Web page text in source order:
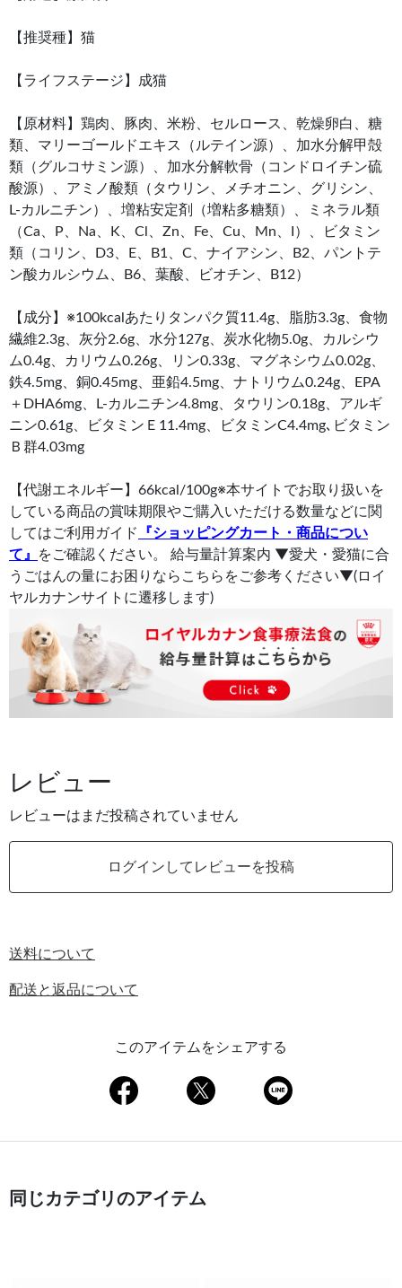
【推奨種】猫
【ライフステージ】成猫
【原材料】鶏肉、豚肉、米粉、セルロース、乾燥卵白、糖
類、マリーゴールドエキス（ルテイン源）、加水分解甲殻
類（グルコサミン源）、加水分解軟骨（コンドロイチン硫
酸源）、アミノ酸類（タウリン、メチオニン、グリシン、
L-カルニチン）、増粘安定剤（増粘多糖類）、ミネラル類
（Ca、P、Na、K、Cl、Zn、Fe、Cu、Mn、I）、ビタミン
類（コリン、D3、E、B1、C、ナイアシン、B2、パントテ
ン酸カルシウム、B6、葉酸、ビオチン、B12）
【成分】※100kcalあたりタンパク質11.4g、脂肪3.3g、食物
繊維2.3g、灰分2.6g、水分127g、炭水化物5.0g、カルシウ
ム0.4g、カリウム0.26g、リン0.33g、マグネシウム0.02g、
鉄4.5mg、銅0.45mg、亜鉛4.5mg、ナトリウム0.24g、EPA
＋DHA6mg、L-カルニチン4.8mg、タウリン0.18g、アルギ
ニン0.61g、ビタミンＥ11.4mg、ビタミンC4.4mg､ビタミン
Ｂ群4.03mg
【代謝エネルギー】66kcal/100g※本サイトでお取り扱いを
している商品の賞味期限やご購入いただける数量などに関
してはご利用ガイド
『ショッピングカート・商品につい
て』
をご確認ください。 給与量計算案内 ▼愛犬・愛猫に合
うごはんの量にお困りならこちらをご参考ください▼(ロイ
ヤルカナンサイトに遷移します)
レビュー
レビューはまだ投稿されていません
ログインしてレビューを投稿
送料について
配送と返品について
このアイテムをシェアする
同じカテゴリのアイテム